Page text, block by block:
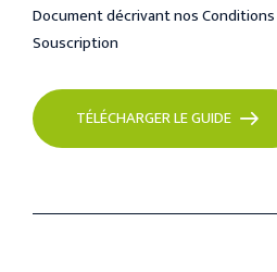
Document décrivant nos
Souscription
TÉLÉCHARGER LE GUIDE